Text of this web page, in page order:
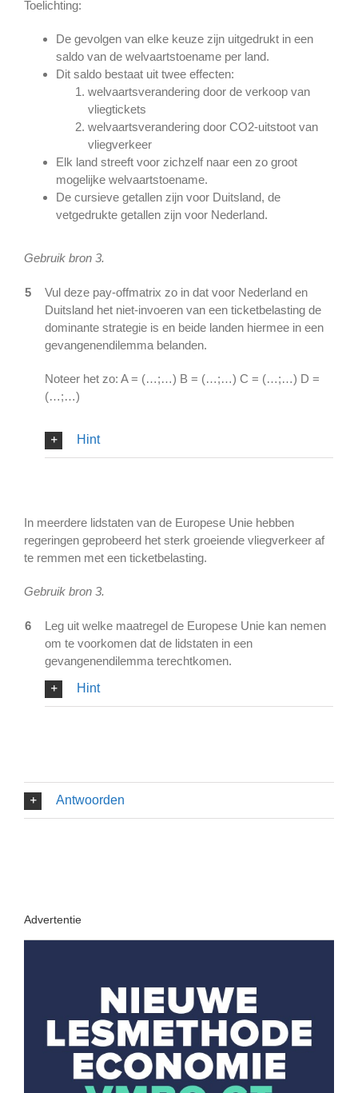
Toelichting:
De gevolgen van elke keuze zijn uitgedrukt in een
saldo van de welvaartstoename per land.
Dit saldo bestaat uit twee effecten:
welvaartsverandering door de verkoop van
vliegtickets
welvaartsverandering door CO2-uitstoot van
vliegverkeer
Elk land streeft voor zichzelf naar een zo groot
mogelijke welvaartstoename.
De cursieve getallen zijn voor Duitsland, de
vetgedrukte getallen zijn voor Nederland.
Gebruik bron 3.
5
Vul deze pay-offmatrix zo in dat voor Nederland en
Duitsland het niet-invoeren van een ticketbelasting de
dominante strategie is en beide landen hiermee in een
gevangenendilemma belanden.
Noteer het zo: A = (…;…) B = (…;…) C = (…;…) D =
(…;…)
Hint
In meerdere lidstaten van de Europese Unie hebben
regeringen geprobeerd het sterk groeiende vliegverkeer af
te remmen met een ticketbelasting.
Gebruik bron 3.
6
Leg uit welke maatregel de Europese Unie kan nemen
om te voorkomen dat de lidstaten in een
gevangenendilemma terechtkomen.
Hint
Antwoorden
Advertentie